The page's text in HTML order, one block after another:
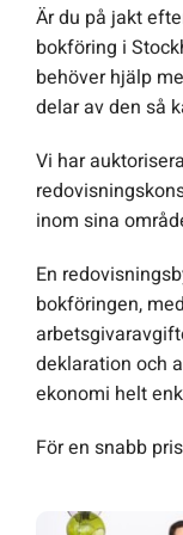
Är du på jakt
bokföring i
behöver hjälp
delar av den så
Vi har
inom sina
En
bokföringen,
deklaration och
ekonomi helt
För en snabb